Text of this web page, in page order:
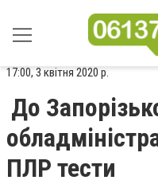
17:00, 3 квітня 2020 р.
До
ПЛР тести